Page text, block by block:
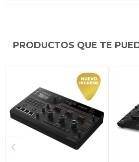
PRODUCTOS QUE TE